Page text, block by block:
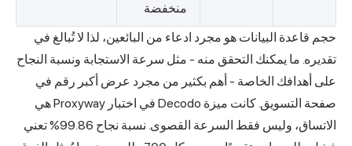
منخفضة
حجم قاعدة البيانات هو مجرد ادعاء من البائعين، لذا لا تُبالغ في
تقديره. ما يمكنك التحقق منه - مثل سرعة الاستجابة ونسبة النجاح
على أهدافك الخاصة - أهم بكثير من مجرد عرض أكبر رقم في
صفحة التسويق. كانت ميزة Decodo في اختبار Proxyway هي
الاتساق، وليس فقط السرعة القصوى. نسبة نجاح 99.86% تعني